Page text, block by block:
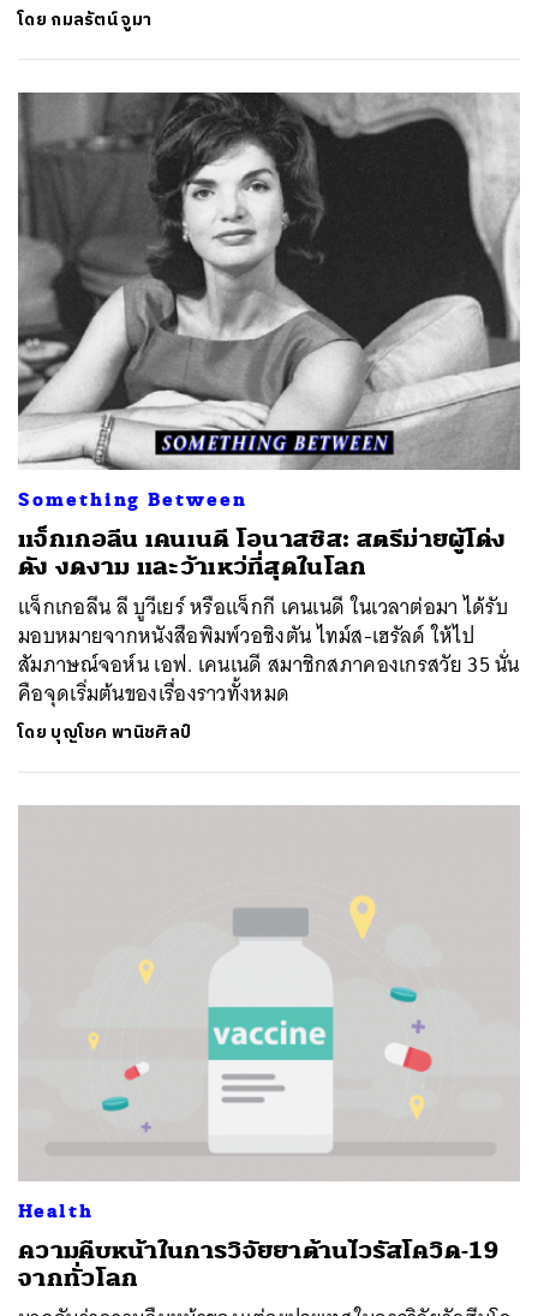
โดย กมลรัตน์ จูมา
Something Between
แจ็กเกอลีน เคนเนดี โอนาสซิส: สตรีม่ายผู้โด่ง
ดัง งดงาม และว้าเหว่ที่สุดในโลก
แจ็กเกอลีน ลี บูวีเยร์ หรือแจ็กกี เคนเนดี ในเวลาต่อมา ได้รับ
มอบหมายจากหนังสือพิมพ์วอชิงตัน ไทม์ส-เฮรัลด์ ให้ไป
สัมภาษณ์จอห์น เอฟ. เคนเนดี สมาชิกสภาคองเกรสวัย 35 นั่น
คือจุดเริ่มต้นของเรื่องราวทั้งหมด
โดย บุญโชค พานิชศิลป์
Health
ความคืบหน้าในการวิจัยยาต้านไวรัสโควิด-19
จากทั่วโลก